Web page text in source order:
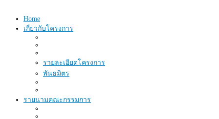
Home
เกี่ยวกับโครงการ
รายละเอียดโครงการ
พันธมิตร
รายนามคณะกรรมการ